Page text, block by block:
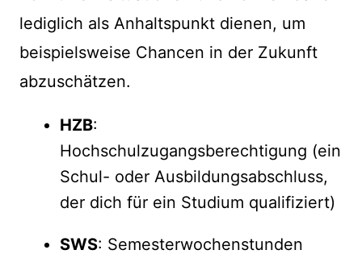
lediglich als Anhaltspunkt dienen, um
beispielsweise Chancen in der Zukunft
abzuschätzen.
HZB:
Hochschulzugangsberechtigung (ein
Schul- oder Ausbildungsabschluss,
der dich für ein Studium qualifiziert)
SWS: Semesterwochenstunden